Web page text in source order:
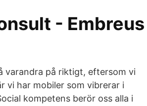
- Embreus
varandra på riktigt, eftersom vi
vi har mobiler som vibrerar i
kompetens berör oss alla i